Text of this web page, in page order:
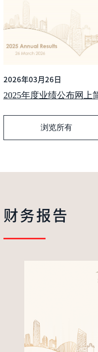
2026年03月26日
2025年度业绩公布网上
浏览所有
财务报告